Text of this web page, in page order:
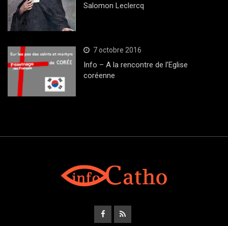
Salomon Leclercq
7 octobre 2016
Info – A la rencontre de l’Eglise
coréenne